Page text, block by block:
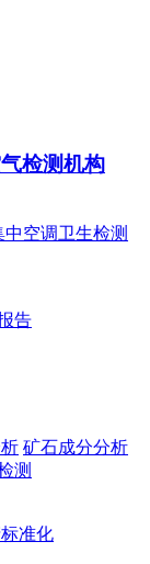
检测机构
中空调卫生检测
告
矿石成分分析
测
准化